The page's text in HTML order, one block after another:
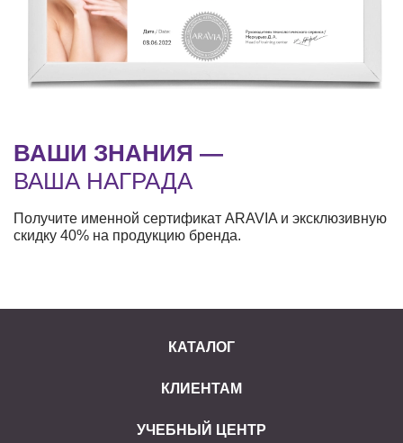
ВАШИ ЗНАНИЯ —
ВАША НАГРАДА
Получите именной сертификат ARAVIA и эксклюзивную
скидку 40% на продукцию бренда.
КАТАЛОГ
КЛИЕНТАМ
УЧЕБНЫЙ ЦЕНТР